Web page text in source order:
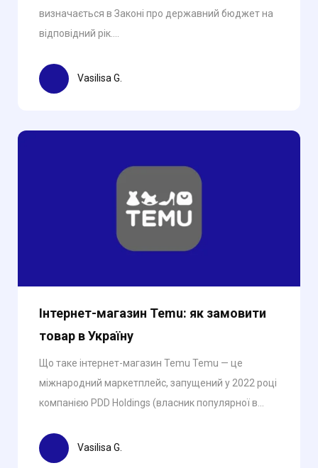
визначається в Законі про державний бюджет на
відповідний рік....
Vasilisa G.
Інтернет-магазин Temu: як замовити
товар в Україну
Що таке інтернет-магазин Temu Temu — це
міжнародний маркетплейс, запущений у 2022 році
компанією PDD Holdings (власник популярної в...
Vasilisa G.